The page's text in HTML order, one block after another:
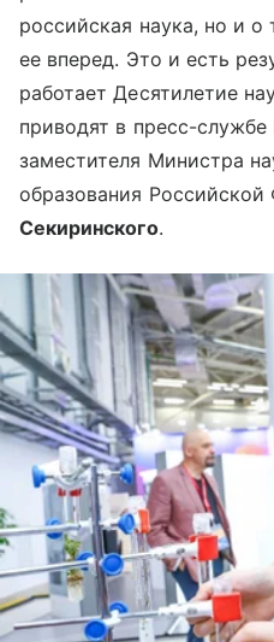
российская наука, но и о
ее вперед. Это и есть
работает Десятилетие
приводят в пресс-службе
заместителя Министра
образования Российской
Секиринского.